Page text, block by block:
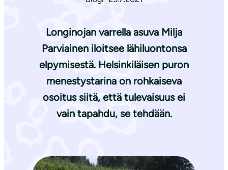
Longinojan varrella asuva Milja
Parviaineniloitsee lähiluontonsa
elpymisestä. Helsinkiläisen puron
menestystarina on rohkaiseva
osoitus siitä, että tulevaisuus ei
vain tapahdu, se tehdään.